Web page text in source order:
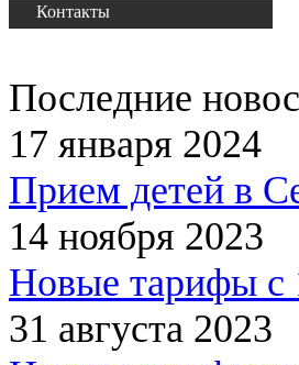
Контакты
Последние
17 января 2024
Прием детей в
14 ноября 2023
Новые тарифы с
31 августа 2023